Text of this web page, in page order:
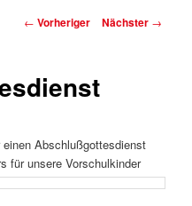
Beitragsnavigation
← Vorheriger Nächster →
Abschlußgottesdienst
für unsere Vorschulkinder